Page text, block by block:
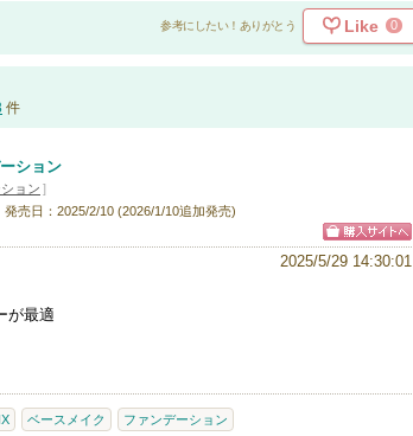
参考にしたい！ありがとう Like 0
件
ション
ョン ]
発売日：2025/2/10 (2026/1/10追加発売)
2025/5/29 14:30:01
が最適
ベースメイク ファンデーション